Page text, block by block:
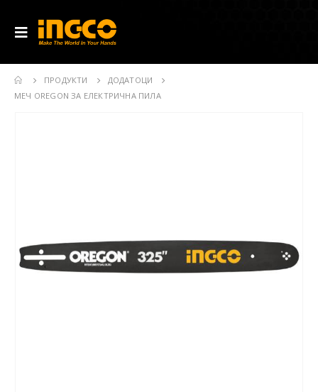
ПРОДУКТИ
ДОДАТОЦИ
МЕЧ OREGON ЗА ЕЛЕКТРИЧНА ПИЛА